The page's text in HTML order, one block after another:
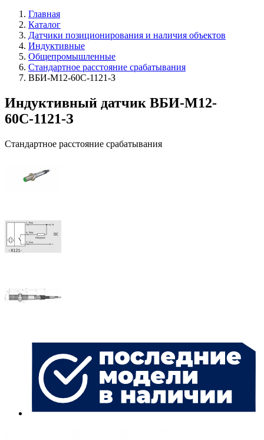
Главная
Каталог
Датчики позиционирования и наличия объектов
Индуктивные
Общепромышленные
Стандартное расстояние срабатывания
ВБИ-М12-60С-1121-З
Индуктивный датчик ВБИ-М12-
60С-1121-З
Стандартное расстояние срабатывания